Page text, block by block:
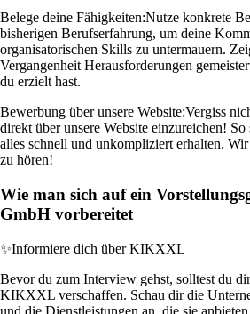
Belege deine Fähigkeiten:Nutze konkrete
bisherigen Berufserfahrung, um deine
organisatorischen Skills zu untermauern.
Vergangenheit Herausforderungen
du erzielt hast.
Bewerbung über unsere Website:Vergiss
direkt über unsere Website einzureichen!
alles schnell und unkompliziert erhalten.
zu hören!
Wie man sich auf ein
GmbH vorbereitet
✨Informiere dich über KIKXXL
Bevor du zum Interview gehst, solltest du
KIKXXL verschaffen. Schau dir die
und die Dienstleistungen an, die sie